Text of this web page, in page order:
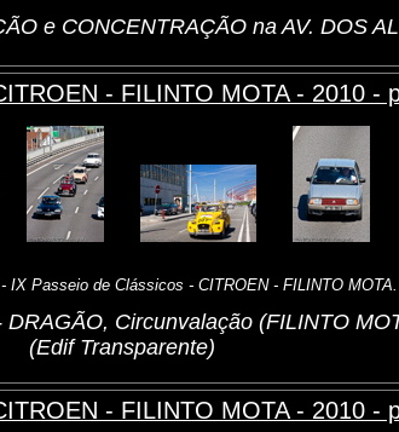
e CONCENTRAÇÃO na AV. DOS
- FILINTO MOTA - 2010 -
IX Passeio de Clássicos - CITROEN - FILINTO MOTA.
Circunvalação (FILINTO
(Edif Transparente)
- FILINTO MOTA - 2010 -